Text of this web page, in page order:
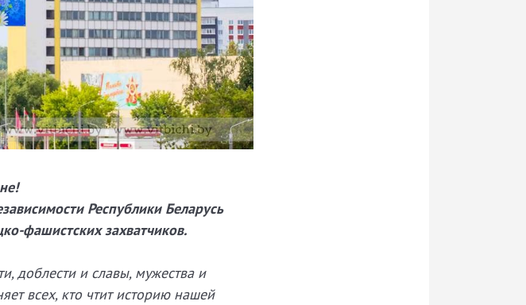
Республики Беларусь
фашистских захватчиков.
доблести и славы, мужества и
всех, кто чтит историю нашей